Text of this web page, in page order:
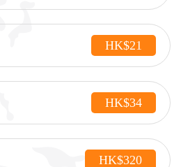
HK$21
HK$34
HK$320